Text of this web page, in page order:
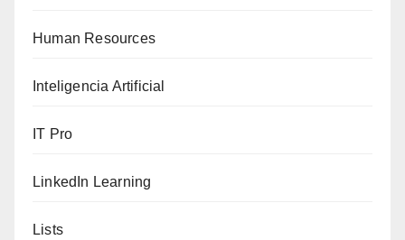
Human Resources
Inteligencia Artificial
IT Pro
LinkedIn Learning
Lists